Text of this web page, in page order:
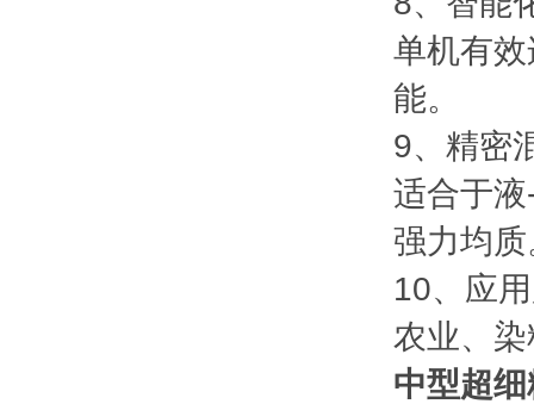
单机有
能。
9、精密
适合于
强力均质
10、应
农业、
中型超